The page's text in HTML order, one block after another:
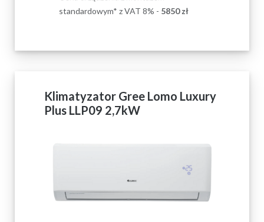
standardowym* z VAT 8% - 5850zł
Klimatyzator Gree Lomo Luxury
Plus LLP09 2,7kW